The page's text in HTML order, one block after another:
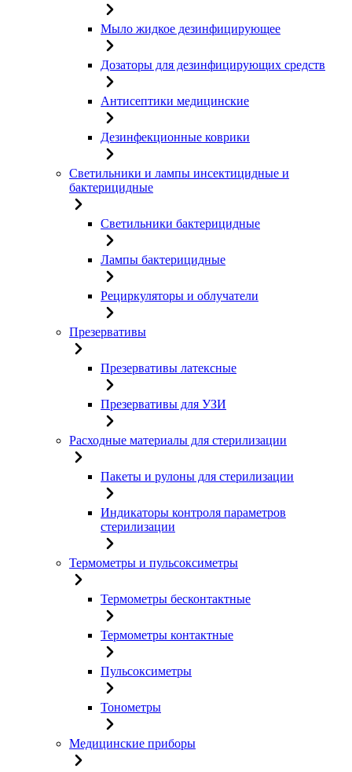
Мыло жидкое дезинфицирующее
Дозаторы для дезинфицирующих средств
Антисептики медицинские
Дезинфекционные коврики
Светильники и лампы инсектицидные и
бактерицидные
Светильники бактерицидные
Лампы бактерицидные
Рециркуляторы и облучатели
Презервативы
Презервативы латексные
Презервативы для УЗИ
Расходные материалы для стерилизации
Пакеты и рулоны для стерилизации
Индикаторы контроля параметров
стерилизации
Термометры и пульсоксиметры
Термометры бесконтактные
Термометры контактные
Пульсоксиметры
Тонометры
Медицинские приборы